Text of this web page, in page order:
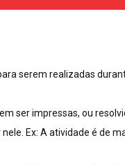
serem realizadas
ser impressas, ou
Ex: A atividade é de